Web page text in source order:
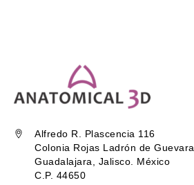
Alfredo R. Plascencia 116
Colonia Rojas Ladrón de Guevara
Guadalajara, Jalisco. México
C.P. 44650